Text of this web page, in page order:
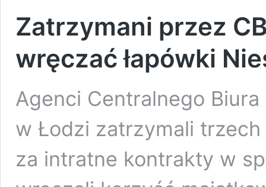
Zatrzymani przez
wręczać łapówki
Agenci Centralnego
w Łodzi zatrzymali
za intratne kontrakty w